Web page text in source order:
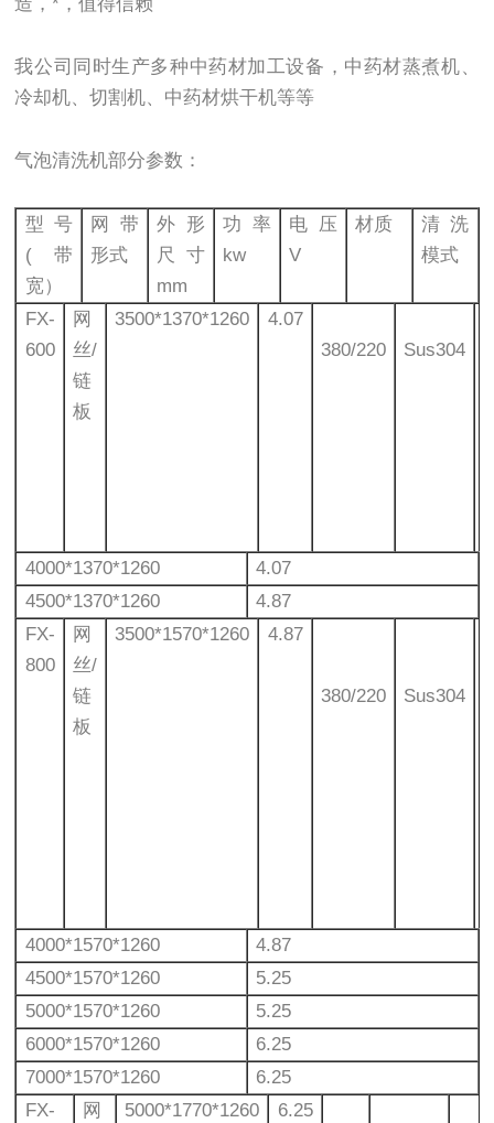
造，*，值得信赖
我公司同时生产多种中药材加工设备，中药材蒸煮机、
冷却机、切割机、中药材烘干机等等
气泡清洗机部分参数：
型号
(带
宽）
网带
形式
外形
尺寸
mm
功率
kw
电压
V
材质
清洗
模式
FX-
600
网
丝/
链
板
3500*1370*1260
4.07
380/220
Sus304
4000*1370*1260
4.07
4500*1370*1260
4.87
FX-
800
网
丝/
链
板
3500*1570*1260 4.87
380/220 Sus304
4000*1570*1260
4.87
4500*1570*1260
5.25
5000*1570*1260
5.25
6000*1570*1260
6.25
7000*1570*1260
6.25
FX-
网
5000*1770*1260 6.25